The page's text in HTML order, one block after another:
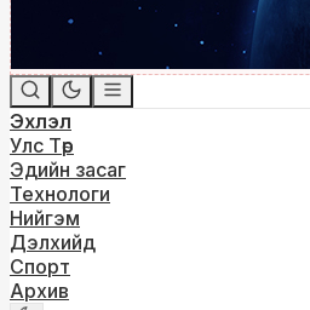
Эхлэл
Улс Төр
Эдийн засаг
Технологи
Нийгэм
Дэлхийд
Спорт
Архив